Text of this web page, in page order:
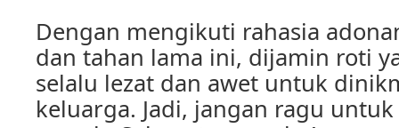
Dengan mengikuti rahasia
dan tahan lama ini, dijamin roti
selalu lezat dan awet untuk
keluarga. Jadi, jangan ragu